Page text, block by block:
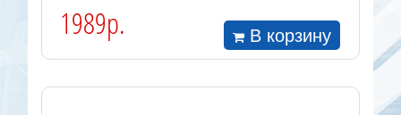
1989р. В корзину